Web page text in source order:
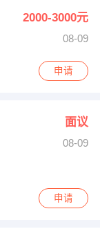
2000-3000元
08-09
申请
面议
08-09
申请